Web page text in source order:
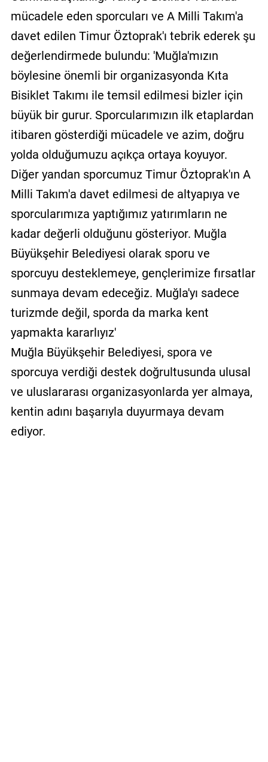
mücadele eden sporcuları ve A Milli Takım'a
davet edilen Timur Öztoprak'ı tebrik ederek şu
değerlendirmede bulundu: 'Muğla'mızın
böylesine önemli bir organizasyonda Kıta
Bisiklet Takımı ile temsil edilmesi bizler için
büyük bir gurur. Sporcularımızın ilk etaplardan
itibaren gösterdiği mücadele ve azim, doğru
yolda olduğumuzu açıkça ortaya koyuyor.
Diğer yandan sporcumuz Timur Öztoprak'ın A
Milli Takım'a davet edilmesi de altyapıya ve
sporcularımıza yaptığımız yatırımların ne
kadar değerli olduğunu gösteriyor. Muğla
Büyükşehir Belediyesi olarak sporu ve
sporcuyu desteklemeye, gençlerimize fırsatlar
sunmaya devam edeceğiz. Muğla'yı sadece
turizmde değil, sporda da marka kent
yapmakta kararlıyız'
Muğla Büyükşehir Belediyesi, spora ve
sporcuya verdiği destek doğrultusunda ulusal
ve uluslararası organizasyonlarda yer almaya,
kentin adını başarıyla duyurmaya devam
ediyor.